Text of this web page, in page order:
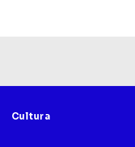
Cultura